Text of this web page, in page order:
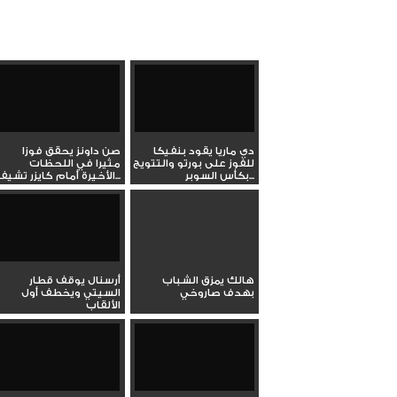
دي ماريا يقود بنفيكا
للفوز على بورتو والتتويج
بكأس السوبر...
صن داونز يحقق فوزا
مثيرا في اللحظات
الأخيرة أمام كايزر تشيفز...
هالك يمزق الشباب
بهدف صاروخي
أرسنال يوقف قطار
السيتي ويخطف أول
الألقاب